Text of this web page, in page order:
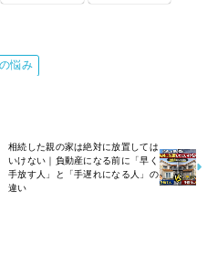
悩み
相続した親の家は絶対に放置しては
いけない｜負動産になる前に「早く
手放す人」と「手遅れになる人」の
違い